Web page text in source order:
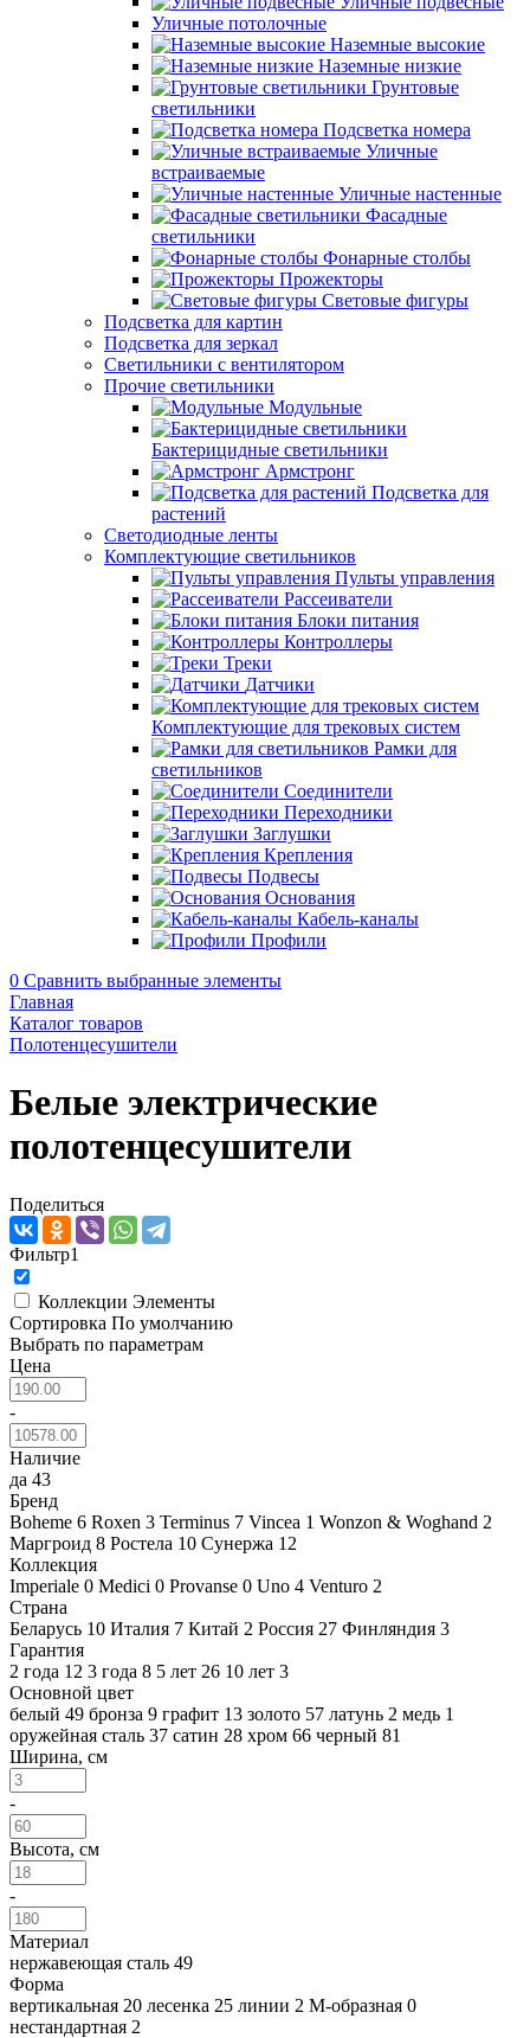
Уличные потолочные
Наземные высокие
Наземные низкие
Грунтовые
светильники
Подсветка номера
Уличные
встраиваемые
Уличные настенные
Фасадные
светильники
Фонарные столбы
Прожекторы
Световые фигуры
Подсветка для картин
Подсветка для зеркал
Светильники с вентилятором
Прочие светильники
Модульные
Бактерицидные светильники
Армстронг
Подсветка для
растений
Светодиодные ленты
Комплектующие светильников
Пульты управления
Рассеиватели
Блоки питания
Контроллеры
Треки
Датчики
Комплектующие для трековых систем
Рамки для
светильников
Соединители
Переходники
Заглушки
Крепления
Подвесы
Основания
Кабель-каналы
Профили
0 Сравнить выбранные элементы
Главная
Каталог товаров
Полотенцесушители
Белые электрические
полотенцесушители
Поделиться
Фильтр1
Коллекции Элементы
Сортировка По умолчанию
Выбрать по параметрам
Цена
-
Наличие
да 43
Бренд
Boheme 6 Roxen 3 Terminus 7 Vincea 1 Wonzon & Woghand 2
Маргроид 8 Ростела 10 Сунержа 12
Коллекция
Imperiale 0 Medici 0 Provanse 0 Uno 4 Venturo 2
Страна
Беларусь 10 Италия 7 Китай 2 Россия 27 Финляндия 3
Гарантия
2 года 12 3 года 8 5 лет 26 10 лет 3
Основной цвет
белый 49 бронза 9 графит 13 золото 57 латунь 2 медь 1
оружейная сталь 37 сатин 28 хром 66 черный 81
Ширина, см
-
Высота, см
-
Материал
нержавеющая сталь 49
Форма
вертикальная 20 лесенка 25 линии 2 М-образная 0
нестандартная 2